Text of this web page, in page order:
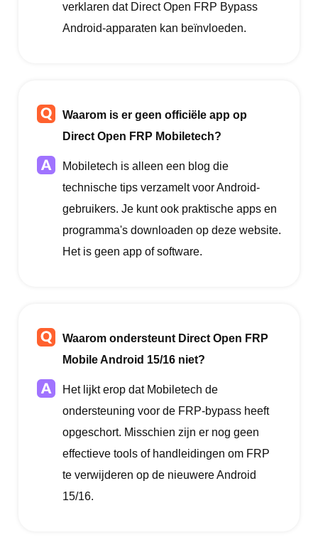
verklaren dat Direct Open FRP Bypass
Android-apparaten kan beïnvloeden.
Waarom is er geen officiële app op
Direct Open FRP Mobiletech?
Mobiletech is alleen een blog die
technische tips verzamelt voor Android-
gebruikers. Je kunt ook praktische apps en
programma's downloaden op deze website.
Het is geen app of software.
Waarom ondersteunt Direct Open FRP
Mobile Android 15/16 niet?
Het lijkt erop dat Mobiletech de
ondersteuning voor de FRP-bypass heeft
opgeschort. Misschien zijn er nog geen
effectieve tools of handleidingen om FRP
te verwijderen op de nieuwere Android
15/16.